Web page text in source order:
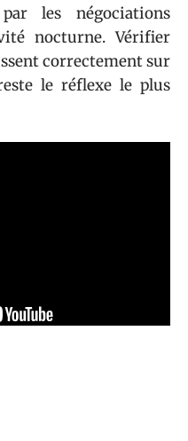
les négociations
nocturne. Vérifier
correctement sur
le réflexe le plus